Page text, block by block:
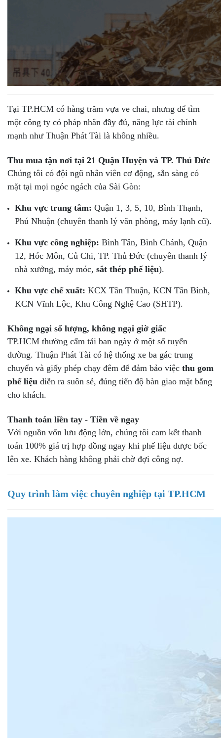
Tại TP.HCM có hàng trăm vựa ve chai, nhưng để tìm
một công ty có pháp nhân đầy đủ, năng lực tài chính
mạnh như Thuận Phát Tài là không nhiều.
Thu mua tận nơi tại 21 Quận Huyện và TP. Thủ Đức
Chúng tôi có đội ngũ nhân viên cơ động, sẵn sàng có
mặt tại mọi ngóc ngách của Sài Gòn:
Khu vực trung tâm: Quận 1, 3, 5, 10, Bình Thạnh,
Phú Nhuận (chuyên thanh lý văn phòng, máy lạnh cũ).
Khu vực công nghiệp: Bình Tân, Bình Chánh, Quận
12, Hóc Môn, Củ Chi, TP. Thủ Đức (chuyên thanh lý
nhà xưởng, máy móc, sắt thép phế liệu).
Khu vực chế xuất: KCX Tân Thuận, KCN Tân Bình,
KCN Vĩnh Lộc, Khu Công Nghệ Cao (SHTP).
Không ngại số lượng, không ngại giờ giấc
TP.HCM thường cấm tải ban ngày ở một số tuyến
đường. Thuận Phát Tài có hệ thống xe ba gác trung
chuyển và giấy phép chạy đêm để đảm bảo việc thu gom
phế liệu diễn ra suôn sẻ, đúng tiến độ bàn giao mặt bằng
cho khách.
Thanh toán liền tay - Tiền về ngay
Với nguồn vốn lưu động lớn, chúng tôi cam kết thanh
toán 100% giá trị hợp đồng ngay khi phế liệu được bốc
lên xe. Khách hàng không phải chờ đợi công nợ.
Quy trình làm việc chuyên nghiệp tại TP.HCM